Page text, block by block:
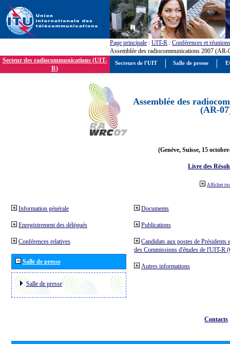
Page principale : UIT-R : Conférences et réunions
Assemblée des radiocommunications 2007 (AR-
Secteur des radiocommunications (UIT-
R)
Assemblée des
(AR-
(Genève, Suisse, 15
Livre des
Afficher
Information générale
Enregistrement des délégués
Conférences relatives
Salle de presse
Salle de presse
Documents
Publications
Candidats aux postes de Présidents
des Commissions d'études de l'UIT-R
Autres informations
Contacts
Secteurs de l'UIT Salle de presse